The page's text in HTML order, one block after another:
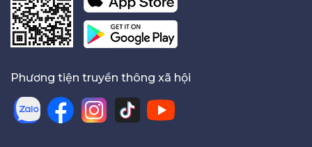
Phương tiện truyền thông xã hội